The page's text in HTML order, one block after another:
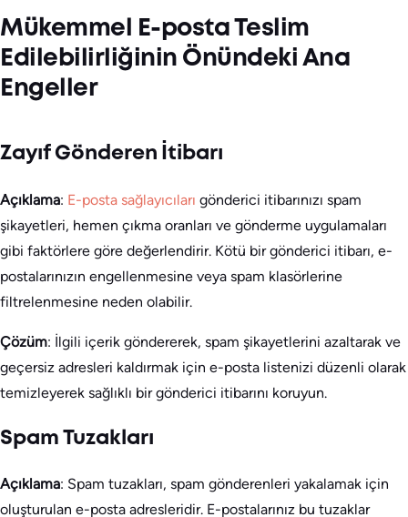
Mükemmel E-posta Teslim
Edilebilirliğinin Önündeki Ana
Engeller
Zayıf Gönderen İtibarı
Açıklama: E-posta sağlayıcıları gönderici itibarınızı spam
şikayetleri, hemen çıkma oranları ve gönderme uygulamaları
gibi faktörlere göre değerlendirir. Kötü bir gönderici itibarı, e-
postalarınızın engellenmesine veya spam klasörlerine
filtrelenmesine neden olabilir.
Çözüm: İlgili içerik göndererek, spam şikayetlerini azaltarak ve
geçersiz adresleri kaldırmak için e-posta listenizi düzenli olarak
temizleyerek sağlıklı bir gönderici itibarını koruyun.
Spam Tuzakları
Açıklama: Spam tuzakları, spam gönderenleri yakalamak için
oluşturulan e-posta adresleridir. E-postalarınız bu tuzaklar